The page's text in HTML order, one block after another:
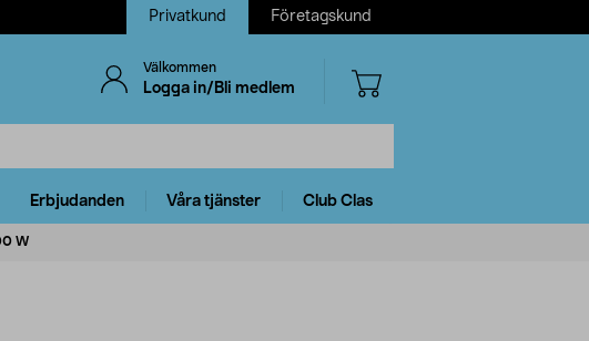
Privatkund Företagskund
Välkommen
Logga in/Bli medlem
Erbjudanden Våra tjänster Club Clas
W